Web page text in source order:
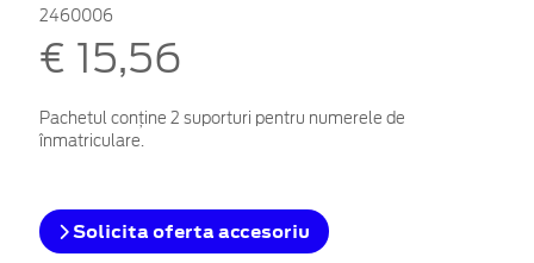
2460006
€ 15,56
Pachetul conține 2 suporturi pentru numerele de
înmatriculare.
Solicita oferta accesoriu